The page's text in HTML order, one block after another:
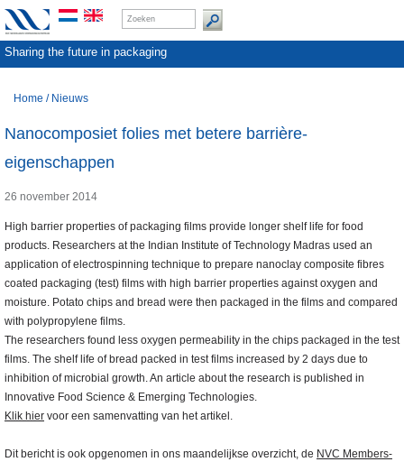
Sharing the future in packaging
Home / Nieuws
Nanocomposiet folies met betere barrière-
eigenschappen
26 november 2014
High barrier properties of packaging films provide longer shelf life for food
products. Researchers at the Indian Institute of Technology Madras used an
application of electrospinning technique to prepare nanoclay composite fibres
coated packaging (test) films with high barrier properties against oxygen and
moisture. Potato chips and bread were then packaged in the films and compared
with polypropylene films.
The researchers found less oxygen permeability in the chips packaged in the test
films. The shelf life of bread packed in test films increased by 2 days due to
inhibition of microbial growth. An article about the research is published in
Innovative Food Science & Emerging Technologies.
Klik hier voor een samenvatting van het artikel.
Dit bericht is ook opgenomen in ons maandelijkse overzicht, de NVC Members-